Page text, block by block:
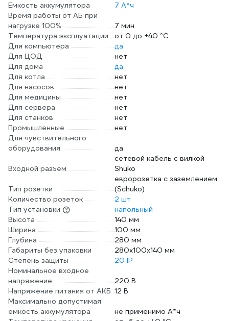
Емкость аккумулятора
7 А*ч
Время работы от АБ при
нагрузке 100%
7 мин
Температура эксплуатации
от 0 до +40 °С
Для компьютера
да
Для ЦОД
нет
Для дома
да
Для котла
нет
Для насосов
нет
Для медицины
нет
Для сервера
нет
Для станков
нет
Промышленные
нет
Для чувствительного
оборудования
да
Входной разъем
сетевой кабель с вилкой
Shuko
Тип розетки
евророзетка с заземлением
(Schuko)
Количество розеток
2 шт
Тип установки
напольный
Высота
140 мм
Ширина
100 мм
Глубина
280 мм
Габариты без упаковки
280x100x140 мм
Степень защиты
20 IP
Номинальное входное
напряжение
220 В
Напряжение питания от АКБ 12 В
Максимально допустимая
емкость аккумулятора
не применимо А*ч